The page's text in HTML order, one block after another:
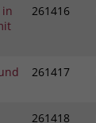
261416
261417
261418